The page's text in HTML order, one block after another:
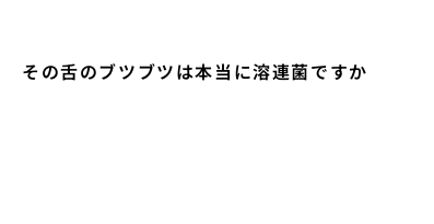
その舌のブツブツは本当に溶連菌ですか